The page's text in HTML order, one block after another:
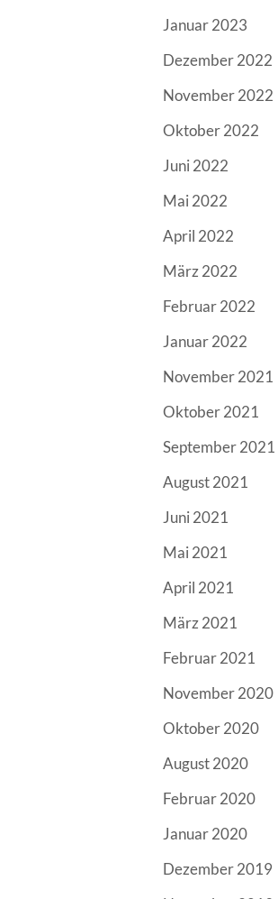
Januar 2023
Dezember 2022
November 2022
Oktober 2022
Juni 2022
Mai 2022
April 2022
März 2022
Februar 2022
Januar 2022
November 2021
Oktober 2021
September 2021
August 2021
Juni 2021
Mai 2021
April 2021
März 2021
Februar 2021
November 2020
Oktober 2020
August 2020
Februar 2020
Januar 2020
Dezember 2019